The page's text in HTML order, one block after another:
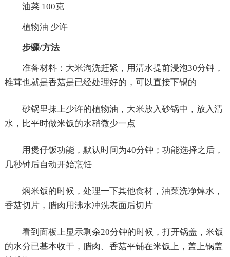
油菜 100克
植物油 少许
步骤/方法
准备材料：大米淘洗赶紧，用清水提前浸泡30分钟，
椎茸也就是香菇是已经处理好的，可以直接下锅的
砂锅里抹上少许的植物油，大米放入砂锅中，放入清
水，比平时做米饭的水稍微少一点
用煲仔饭功能，默认时间为40分钟；功能选择之后，
几秒钟后自动开始烹饪
焖米饭的时候，处理一下其他食材，油菜洗净焯水，
香菇切片，腊肉用沸水冲洗表面后切片
看到面板上显示剩余20分钟的时候，打开锅盖，米饭
的水分已基本收干，腊肉、香菇平铺在米饭上，盖上锅盖